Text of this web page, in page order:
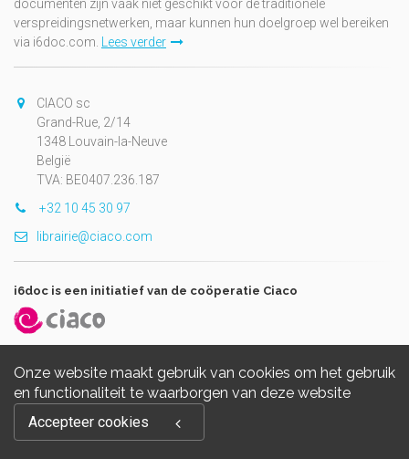
Onze website maakt gebruik van cookies om het gebruik
en functionaliteit te waarborgen van deze website
Accepteer cookies
documenten zijn vaak niet geschikt voor de traditionele
verspreidingsnetwerken, maar kunnen hun doelgroep wel bereiken
via i6doc.com.
Lees verder
CIACO sc
Grand-Rue, 2/14
1348 Louvain-la-Neuve
België
TVA: BE0407.236.187
+32 10 45 30 97
librairie@ciaco.com
i6doc is een initiatief van de coöperatie Ciaco
Reserved